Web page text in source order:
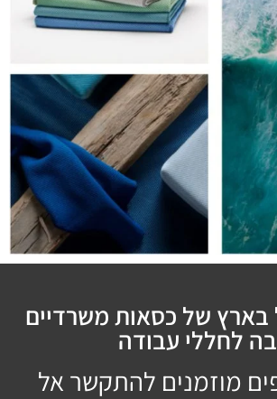
בארץ של כסאות משרדיים
לחללי עבודה
מוזמנים להתקשר אל